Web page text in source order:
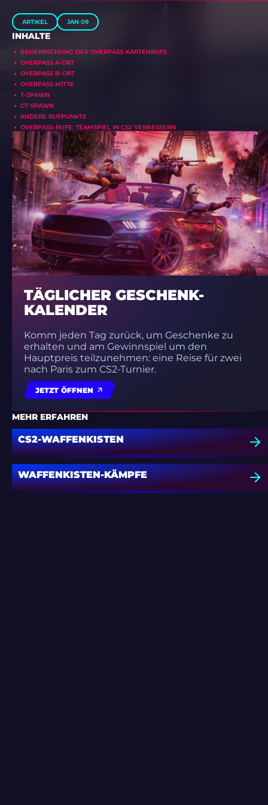
ARTIKEL JAN 09
INHALTE
BEHERRSCHUNG DER OVERPASS-KARTENRUFE
OVERPASS A-ORT
OVERPASS B-ORT
OVERPASS MITTE
T-SPAWN
CT-SPAWN
ANDERE RUFPUNKTE
OVERPASS-RUFE: TEAMSPIEL IN CS2 VERBESSERN
TÄGLICHER GESCHENK-
KALENDER
Komm jeden Tag zurück, um Geschenke zu
erhalten und am Gewinnspiel um den
Hauptpreis teilzunehmen: eine Reise für zwei
nach Paris zum CS2-Turnier.
JETZT ÖFFNEN
MEHR ERFAHREN
CS2-WAFFENKISTEN
WAFFENKISTEN-KÄMPFE